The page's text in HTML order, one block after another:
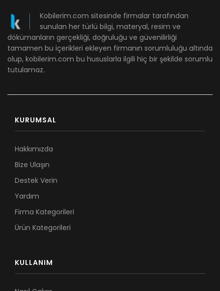
Kobilerim.com sitesinde firmalar tarafından
sunulan her türlü bilgi, materyal, resim ve
dökümanların gerçekliği, doğruluğu ve güvenilirliği
tamamen bu içerikleri ekleyen firmanın sorumluluğu altında
olup, kobilerim.com bu hususlarla ilgili hiç bir şekilde sorumlu
tutulamaz.
KURUMSAL
Hakkımızda
Bize Ulaşın
Destek Verin
Yardım
Firma Kategorileri
Ürün Kategorileri
KULLANIM